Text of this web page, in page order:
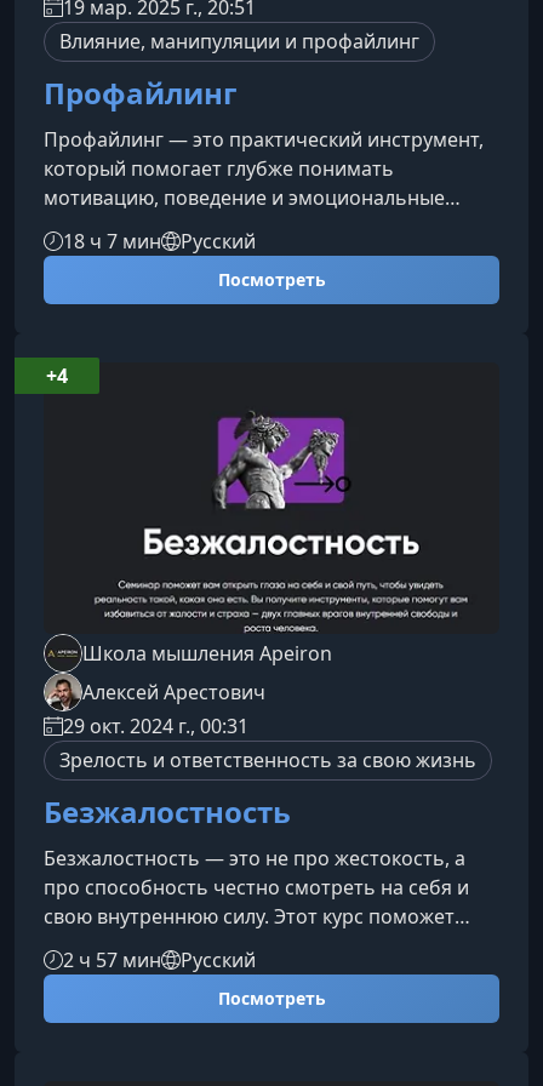
19 мар. 2025 г., 20:51
Влияние, манипуляции и профайлинг
Профайлинг
Профайлинг — это практический инструмент,
который помогает глубже понимать
мотивацию, поведение и эмоциональные
реакции людей. В этом модуле вы освоите
методы качественной и количественной
оценки личности, научитесь выстраивать
поведения для более эффективного
взаимодействия в любой сфере.Чему вы
научитесьКурс формирует комплексный
подход к анализу личности и позв
18 ч 7 мин Русский
Посмотреть
Школа мышления Apeiron
Алексей Арестович
29 окт. 2024 г., 00:31
Зрелость и ответственность за свою жизнь
Безжалостность
Безжалостность — это не про жестокость, а
про способность честно смотреть на себя и
свою внутреннюю силу. Этот курс поможет
избавиться от разрушительной жалости,
вернуть внимание себе и увидеть реальность
без иллюзий и детских привычек избегания
боли.Что на самом деле стоит за
2 ч 57 мин Русский
Посмотреть
+4